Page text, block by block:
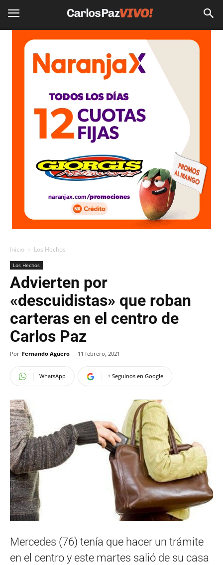
Inicio Los Hechos
Los Hechos
Advierten por
«descuidistas» que roban
carteras en el centro de
Carlos Paz
Por Fernando Agüero - 11 febrero, 2021
WhatsApp + Seguinos en Google
Mercedes (76) tenía que hacer un trámite
en el centro y este martes salió de su casa